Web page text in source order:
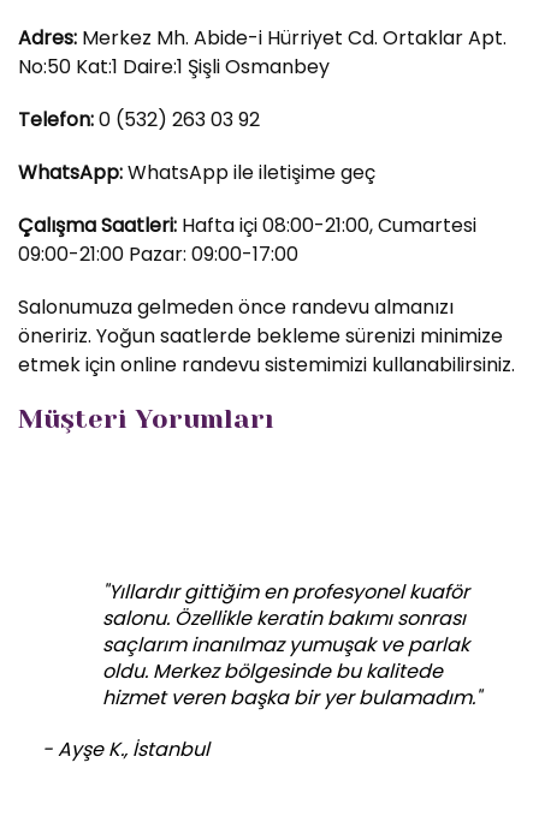
Adres: Merkez Mh. Abide-i Hürriyet Cd. Ortaklar Apt.
No:50 Kat:1 Daire:1 Şişli Osmanbey
Telefon:0 (532) 263 03 92
WhatsApp:WhatsApp ile iletişime geç
Çalışma Saatleri: Hafta içi 08:00-21:00, Cumartesi
09:00-21:00 Pazar: 09:00-17:00
Salonumuza gelmeden önce randevu almanızı
öneririz. Yoğun saatlerde bekleme sürenizi minimize
etmek için online randevu sistemimizi kullanabilirsiniz.
Müşteri Yorumları
"Yıllardır gittiğim en profesyonel kuaför
salonu. Özellikle keratin bakımı sonrası
saçlarım inanılmaz yumuşak ve parlak
oldu. Merkez bölgesinde bu kalitede
hizmet veren başka bir yer bulamadım."
- Ayşe K., İstanbul